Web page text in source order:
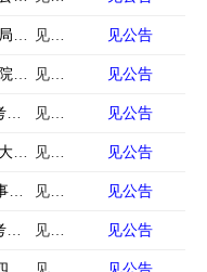
2026年春季泸州市教育和体育局下属事业单位事业单位人才岗位需求信息的补充公告 见公告 见公告
2026年上半年乐山职业技术学院公开考核招聘工作人员的公告 见公告 见公告
2026年4月西南医科大学公开考核招聘40名工作人员公告 见公告 见公告
2026年乐山市金口河区赴重庆大学公开考核招聘事业单位工作人员的公告 见公告 见公告
广元市青川县林业局公开考调事业单位工作人员的公告 见公告 见公告
2026年4月西南石油大学公开考试招聘12名事业编制辅导员公告 见公告 见公告